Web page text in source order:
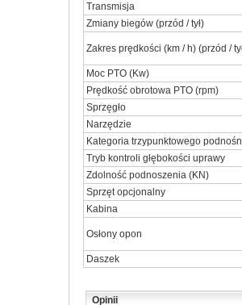
Transmisja
Zmiany biegów (przód / tył)
Zakres prędkości (km / h) (przód /
Moc PTO (Kw)
Prędkość obrotowa PTO (rpm)
Sprzęgło
Narzędzie
Kategoria trzypunktowego
Tryb kontroli głębokości uprawy
Zdolność podnoszenia (KN)
Sprzęt opcjonalny
Kabina
Osłony opon
Daszek
Opinii